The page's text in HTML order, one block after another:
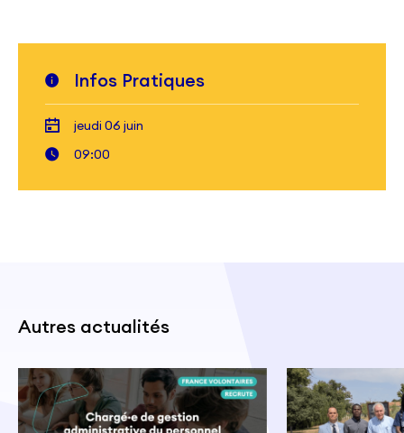
Infos Pratiques
jeudi 06 juin
09:00
Autres actualités